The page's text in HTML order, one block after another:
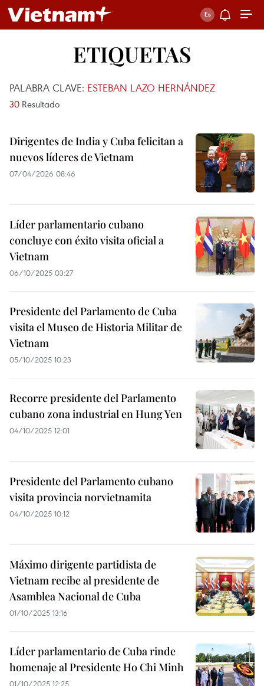
ETIQUETAS
PALABRA CLAVE: ESTEBAN LAZO HERNÁNDEZ
30 Resultado
Dirigentes de India y Cuba felicitan a
nuevos líderes de Vietnam
07/04/2026 08:46
Líder parlamentario cubano
concluye con éxito visita oficial a
Vietnam
06/10/2025 03:27
Presidente del Parlamento de Cuba
visita el Museo de Historia Militar de
Vietnam
05/10/2025 10:23
Recorre presidente del Parlamento
cubano zona industrial en Hung Yen
04/10/2025 12:01
Presidente del Parlamento cubano
visita provincia norvietnamita
04/10/2025 10:12
Máximo dirigente partidista de
Vietnam recibe al presidente de
Asamblea Nacional de Cuba
01/10/2025 13:16
Líder parlamentario de Cuba rinde
homenaje al Presidente Ho Chi Minh
01/10/2025 12:25